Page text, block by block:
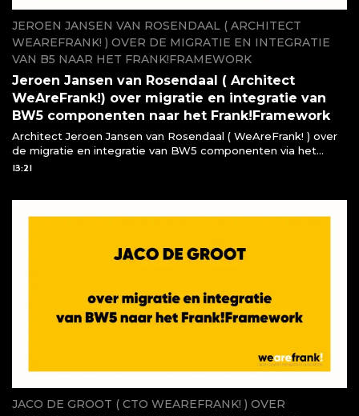
JEROEN JANSEN VAN ROSENDAAL ( ARCHITECT
WEAREFRANK! ) OVER DE MIGRATIE EN INTEGRATIE
VAN B5 NAAR HET FRANK!FRAMEWORK
Jeroen Jansen van Rosendaal ( Architect
WeAreFrank!) over migratie en integratie van
BW5 componenten naar het Frank!Framework
Architect Jeroen Jansen van Rosendaal ( WeAreFrank! ) over
de migratie en integratie van BW5 componenten via het
Frank!Framework
13:21
JACO DE GROOT ( CTO WEAREFRANK! ) OVER